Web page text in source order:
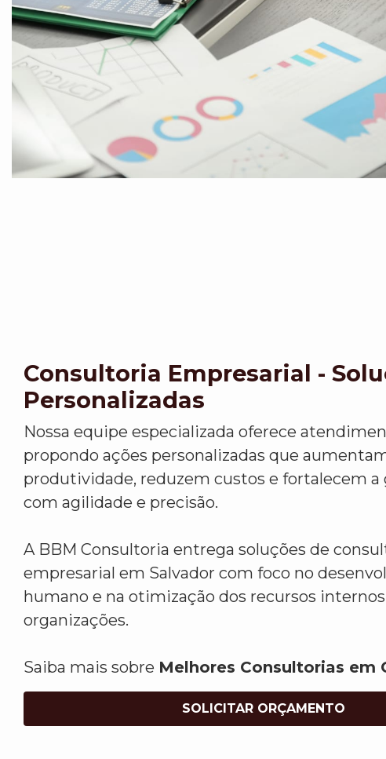
Consultoria Empresarial -
Personalizadas
Nossa equipe especializada oferece
propondo ações personalizadas que
produtividade, reduzem custos e fortalecem a
com agilidade e precisão.
A BBM Consultoria entrega soluções de
empresarial em Salvador com foco no
humano e na otimização dos recursos
organizações.
Saiba mais sobre Melhores Consultorias em
SOLICITAR ORÇAMENTO